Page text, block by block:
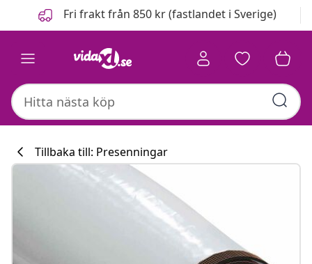
FöregåendeFri frakt från 850 kr (fastlandet i Sverige)
Tillbaka till: Presenningar